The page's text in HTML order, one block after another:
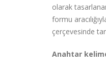
olarak
formu
çerçevesinde
Anahtar